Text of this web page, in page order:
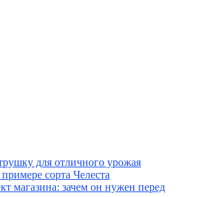
для отличного урожая
сорта Челеста
магазина: зачем он нужен перед